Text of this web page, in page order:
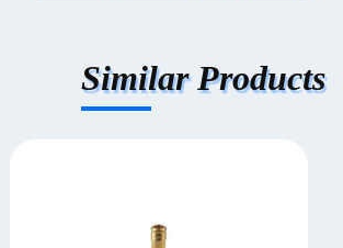
Similar Products